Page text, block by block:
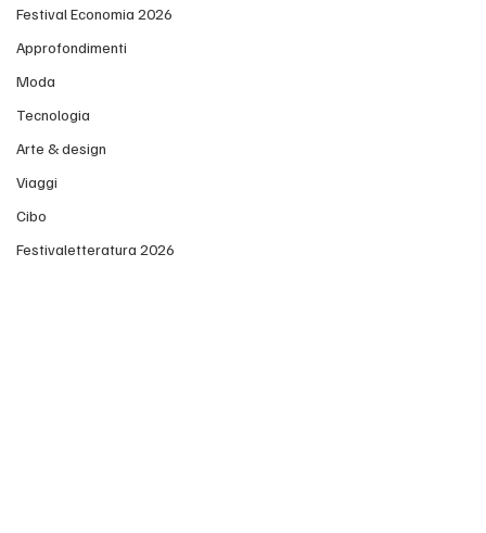
Festival Economia 2026
Approfondimenti
Moda
Tecnologia
Arte & design
Viaggi
Cibo
Festivaletteratura 2026